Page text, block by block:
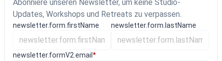
Abonniere unseren Newsletter, um keine Studio-
Updates, Workshops und Retreats zu verpassen.
newsletter.form.firstName newsletter.form.lastName
newsletter.formV2.email *